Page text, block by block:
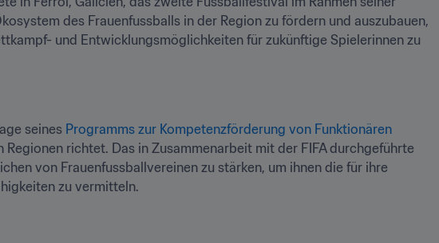
des Frauenfussballs in der Region zu fördern und auszubauen,
und Entwicklungsmöglichkeiten für zukünftige Spielerinnen zu
seines Programms zur Kompetenzförderung von Funktionären
richtet. Das in Zusammenarbeit mit der FIFA durchgeführte
von Frauenfussballvereinen zu stärken, um ihnen die für ihre
zu vermitteln.